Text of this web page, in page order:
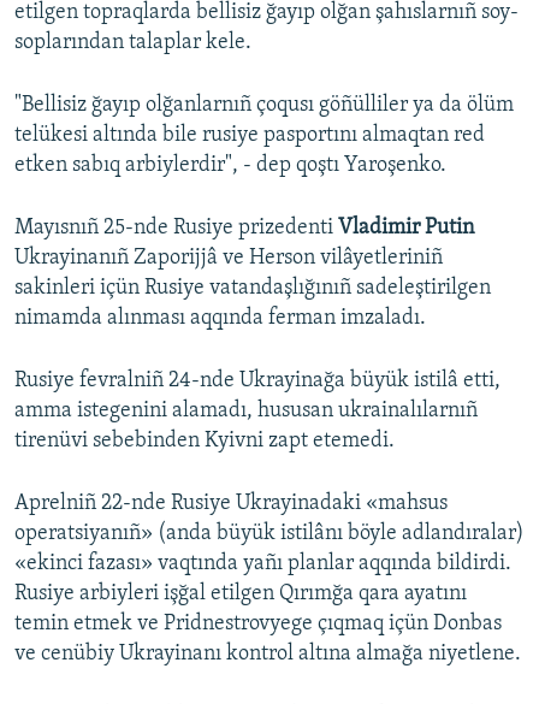
etilgen topraqlarda bellisiz ğayıp olğan şahıslarnıñ soy-
soplarından talaplar kele.
"Bellisiz ğayıp olğanlarnıñ çoqusı göñülliler ya da ölüm
telükesi altında bile rusiye pasportını almaqtan red
etken sabıq arbiylerdir", - dep qoştı Yaroşenko.
Mayısnıñ 25-nde Rusiye prizedenti Vladimir Putin
Ukrayinanıñ Zaporijjâ ve Herson vilâyetleriniñ
sakinleri içün Rusiye vatandaşlığınıñ sadeleştirilgen
nimamda alınması aqqında ferman imzaladı.
Rusiye fevralniñ 24-nde Ukrayinağa büyük istilâ etti,
amma istegenini alamadı, hususan ukrainalılarnıñ
tirenüvi sebebinden Kyivni zapt etemedi.
Aprelniñ 22-nde Rusiye Ukrayinadaki «mahsus
operatsiyanıñ» (anda büyük istilânı böyle adlandıralar)
«ekinci fazası» vaqtında yañı planlar aqqında bildirdi.
Rusiye arbiyleri işğal etilgen Qırımğa qara ayatını
temin etmek ve Pridnestrovyege çıqmaq içün Donbas
ve cenübiy Ukrayinanı kontrol altına almağa niyetlene.